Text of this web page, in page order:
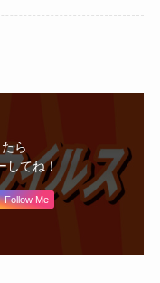
ら
してね！
Follow Me